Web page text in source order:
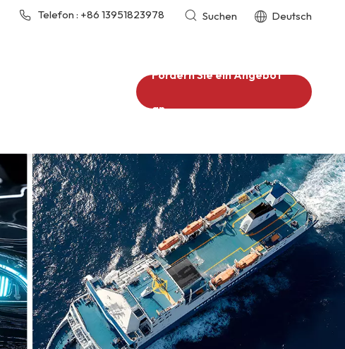
Telefon : +86 13951823978 Suchen Deutsch
Fordern Sie ein Angebot
an